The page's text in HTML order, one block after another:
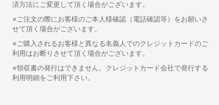
済方法にご変更して頂く場合がございます。
※ご注文の際にお客様のご本人様確認（電話確認等）をお願いさ
せて頂く場合がございます。
※ご購入されるお客様と異なる名義人でのクレジットカードのご
利用はお断りさせて頂く場合がございます。
※領収書の発行はできません。クレジットカード会社で発行する
利用明細をご利用下さい。